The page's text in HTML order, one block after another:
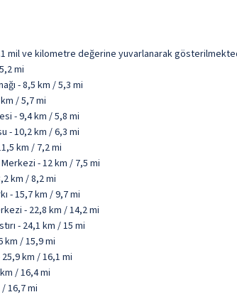
mil ve kilometre değerine yuvarlanarak
mi
- 8,5 km / 5,3 mi
/ 5,7 mi
- 9,4 km / 5,8 mi
- 10,2 km / 6,3 mi
km / 7,2 mi
- 12 km / 7,5 mi
km / 8,2 mi
- 15,7 km / 9,7 mi
- 22,8 km / 14,2 mi
- 24,1 km / 15 mi
km / 15,9 mi
km / 16,1 mi
/ 16,4 mi
16,7 mi